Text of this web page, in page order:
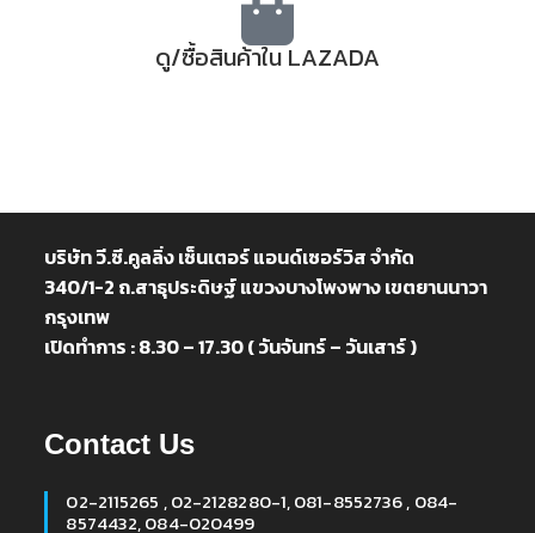
ดู/ซื้อสินค้าใน LAZADA
บริษัท วี.ซี.คูลลิ่ง เซ็นเตอร์ แอนด์เซอร์วิส จำกัด
340/1-2 ถ.สาธุประดิษฐ์ แขวงบางโพงพาง เขตยานนาวา
กรุงเทพ
เปิดทำการ : 8.30 – 17.30 ( วันจันทร์ – วันเสาร์ )
Contact Us
02-2115265 , 02-2128280-1, 081-8552736 , 084-
8574432, 084-020499